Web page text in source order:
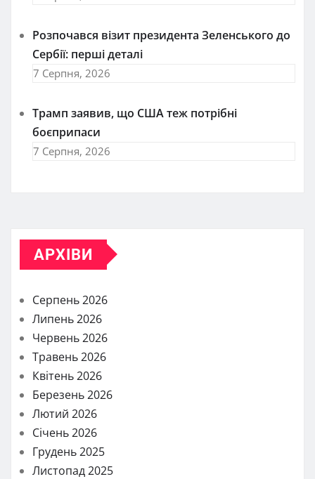
Розпочався візит президента Зеленського до
Сербії: перші деталі
7 Серпня, 2026
Трамп заявив, що США теж потрібні
боєприпаси
7 Серпня, 2026
АРХІВИ
Серпень 2026
Липень 2026
Червень 2026
Травень 2026
Квітень 2026
Березень 2026
Лютий 2026
Січень 2026
Грудень 2025
Листопад 2025